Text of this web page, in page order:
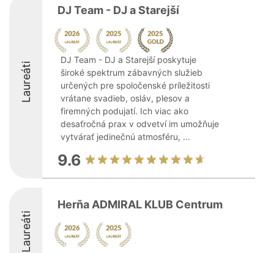
Laureáti
DJ Team - DJ a Starejší
DJ Team - DJ a Starejší poskytuje
široké spektrum zábavných služieb
určených pre spoločenské príležitosti
vrátane svadieb, osláv, plesov a
firemných podujatí. Ich viac ako
desaťročná prax v odvetví im umožňuje
vytvárať jedinečnú atmosféru, ...
9.6
Laureáti
Herňa ADMIRAL KLUB Centrum